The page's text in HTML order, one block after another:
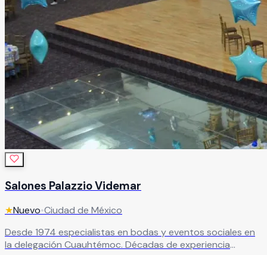
Salones Palazzio Videmar
★Nuevo•Ciudad de México
Desde 1974 especialistas en bodas y eventos sociales en
la delegación Cuauhtémoc. Décadas de experiencia